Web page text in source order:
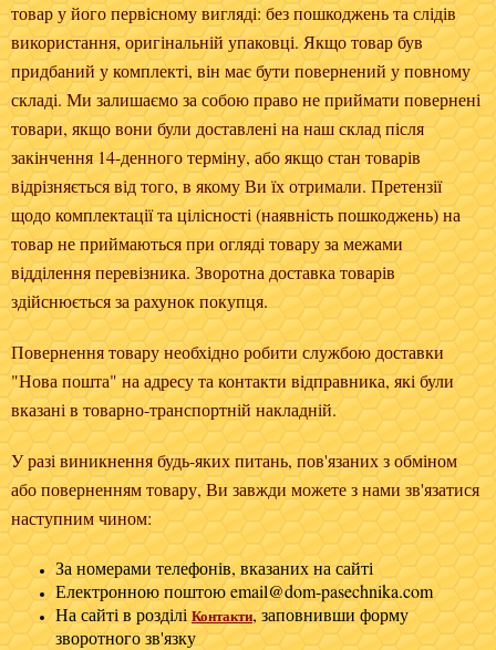
товар у його первісному вигляді: без пошкоджень та слідів
використання, оригінальній упаковці. Якщо товар був
придбаний у комплекті, він має бути повернений у повному
складі. Ми залишаємо за собою право не приймати повернені
товари, якщо вони були доставлені на наш склад після
закінчення 14-денного терміну, або якщо стан товарів
відрізняється від того, в якому Ви їх отримали. Претензії
щодо комплектації та цілісності (наявність пошкоджень) на
товар не приймаються при огляді товару за межами
відділення перевізника. Зворотна доставка товарів
здійснюється за рахунок покупця.
Повернення товару необхідно робити службою доставки
"Нова пошта" на адресу та контакти відправника, які були
вказані в товарно-транспортній накладній.
У разі виникнення будь-яких питань, пов'язаних з обміном
або поверненням товару, Ви завжди можете з нами зв'язатися
наступним чином:
За номерами телефонів, вказаних на сайті
Електронною поштою email@dom-pasechnika.com
На сайті в розділі Контакти, заповнивши форму
зворотного зв'язку